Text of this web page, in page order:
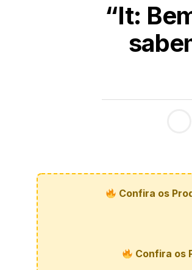
“It:
Confira os
Confira os